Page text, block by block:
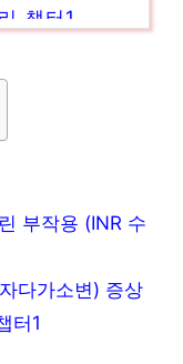
챕터1
맥액 (속울렁
부작용 (INR 수
다가소변) 증상
터1